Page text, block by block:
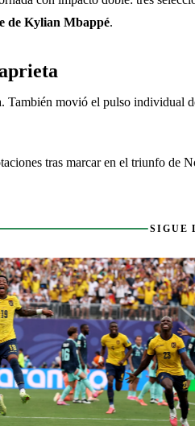
de Kylian Mbappé.
movió el pulso individual
tras marcar en el triunfo de
SIGUE